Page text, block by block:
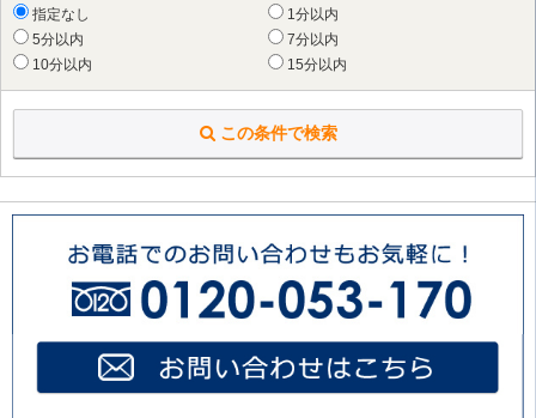
指定なし
1分以内
5分以内
7分以内
10分以内
15分以内
この条件で検索